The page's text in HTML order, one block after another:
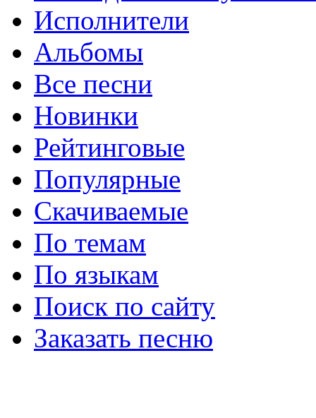
Исполнители
Альбомы
Все песни
Новинки
Рейтинговые
Популярные
Скачиваемые
По темам
По языкам
Поиск по сайту
Заказать песню